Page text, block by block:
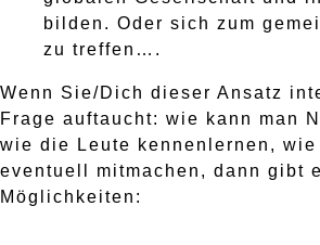
bilden. Oder sich zum
zu treffen….
Wenn Sie/Dich dieser Ansatz
Frage auftaucht: wie kann man
wie die Leute kennenlernen, wie
eventuell mitmachen, dann gibt
Möglichkeiten: